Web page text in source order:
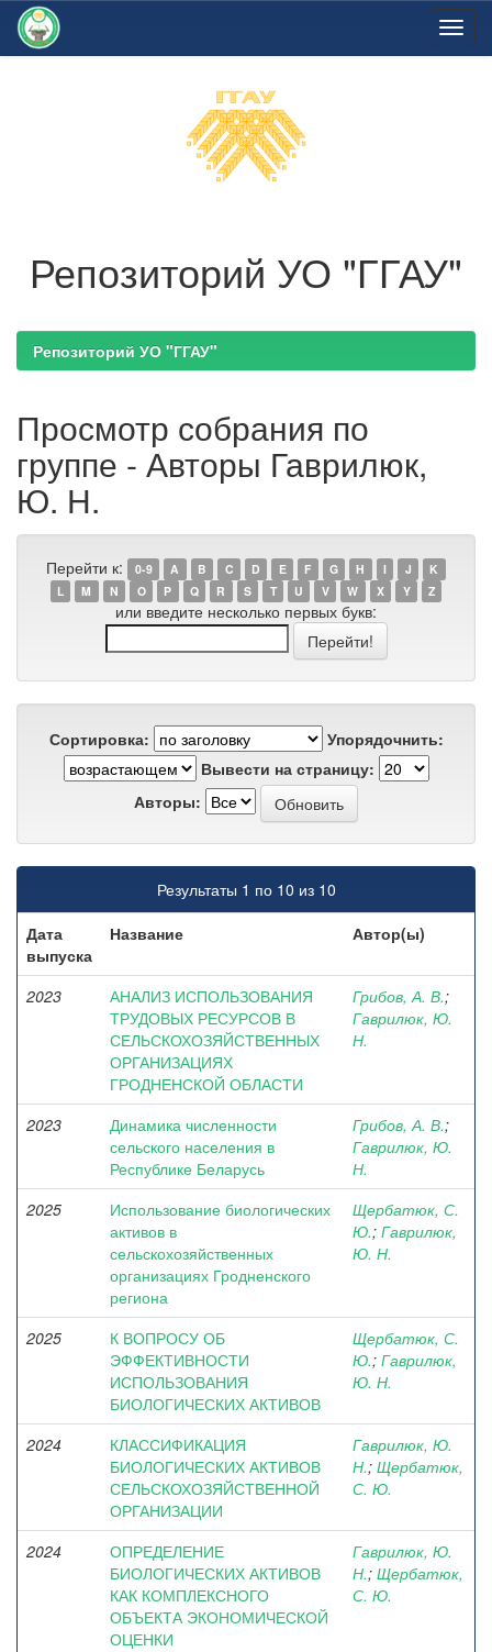
Репозиторий УО "ГГАУ"
Репозиторий УО "ГГАУ"
Просмотр собрания по
группе - Авторы Гаврилюк,
Ю. Н.
Перейти к: 0-9 A B C D E F G H I J
K
L
M N O P Q R S T U V W X Y Z
или введите несколько первых букв:
Сортировка:
Упорядочнить:
Вывести на страницу:
Авторы:
Результаты 1 по 10 из 10
Дата
выпуска
Название Автор(ы)
2023
АНАЛИЗ ИСПОЛЬЗОВАНИЯ
ТРУДОВЫХ РЕСУРСОВ В
СЕЛЬСКОХОЗЯЙСТВЕННЫХ
ОРГАНИЗАЦИЯХ
ГРОДНЕНСКОЙ ОБЛАСТИ
Грибов, А. В.;
Гаврилюк, Ю.
Н.
2023
Динамика численности
сельского населения в
Республике Беларусь
Грибов, А. В.;
Гаврилюк, Ю.
Н.
2025
Использование биологических
активов в
сельскохозяйственных
организациях Гродненского
региона
Щербатюк, С.
Ю.; Гаврилюк,
Ю. Н.
2025
К ВОПРОСУ ОБ
ЭФФЕКТИВНОСТИ
ИСПОЛЬЗОВАНИЯ
БИОЛОГИЧЕСКИХ АКТИВОВ
Щербатюк, С.
Ю.; Гаврилюк,
Ю. Н.
2024
КЛАССИФИКАЦИЯ
БИОЛОГИЧЕСКИХ АКТИВОВ
СЕЛЬСКОХОЗЯЙСТВЕННОЙ
ОРГАНИЗАЦИИ
Гаврилюк, Ю.
Н.; Щербатюк,
С. Ю.
2024
ОПРЕДЕЛЕНИЕ
БИОЛОГИЧЕСКИХ АКТИВОВ
КАК КОМПЛЕКСНОГО
ОБЪЕКТА ЭКОНОМИЧЕСКОЙ
ОЦЕНКИ
Гаврилюк, Ю.
Н.; Щербатюк,
С. Ю.